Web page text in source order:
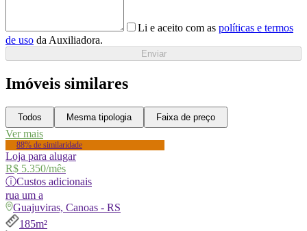
Li e aceito com as políticas e termos
de uso da Auxiliadora.
Enviar
Imóveis similares
Todos Mesma tipologia Faixa de preço
Ver mais
88% de similaridade
Loja para alugar
R$ 5.350/mês
ⓘCustos adicionais
rua um a
Guajuviras, Canoas - RS
185m²